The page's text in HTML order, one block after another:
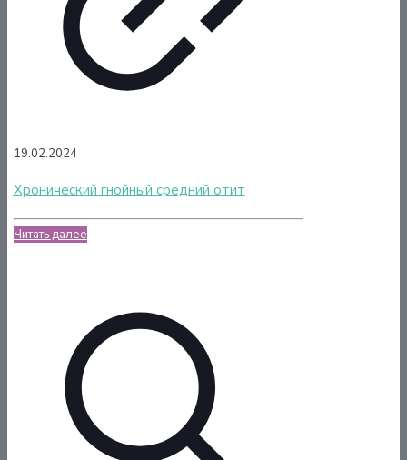
19.02.2024
Хронический гнойный средний отит
Читать далее